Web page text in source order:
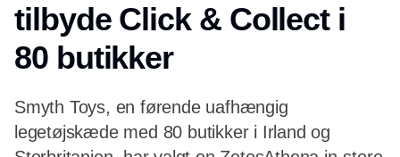
tilbyde Click & Collect i
80 butikker
Smyth Toys, en førende uafhængig
legetøjskæde med 80 butikker i Irland og